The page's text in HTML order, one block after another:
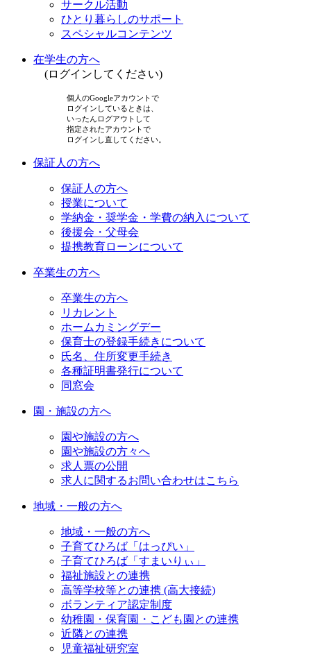
サークル活動
ひとり暮らしのサポート
スペシャルコンテンツ
在学生の方へ
(ログインしてください)
個人のGoogleアカウントで
ログインしているときは、
いったんログアウトして
指定されたアカウントで
ログインし直してください。
保証人の方へ
保証人の方へ
授業について
学納金・奨学金・学費の納入について
後援会・父母会
提携教育ローンについて
卒業生の方へ
卒業生の方へ
リカレント
ホームカミングデー
保育士の登録手続きについて
氏名、住所変更手続き
各種証明書発行について
同窓会
園・施設の方へ
園や施設の方へ
園や施設の方々へ
求人票の公開
求人に関するお問い合わせはこちら
地域・一般の方へ
地域・一般の方へ
子育てひろば「はっぴい」
子育てひろば「すまいりぃ」
福祉施設との連携
高等学校等との連携 (高大接続)
ボランティア認定制度
幼稚園・保育園・こども園との連携
近隣との連携
児童福祉研究室